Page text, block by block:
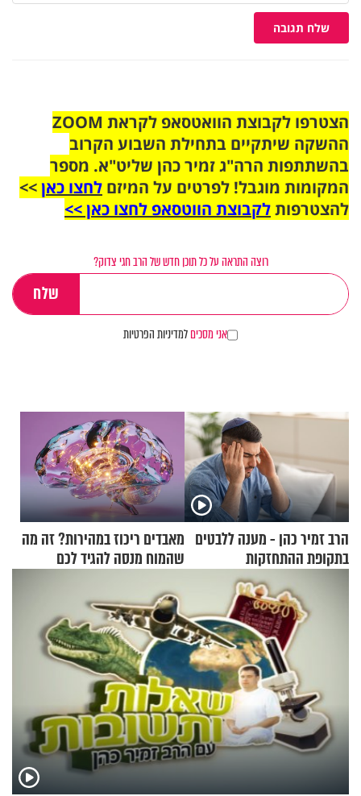
שלח תגובה
הצטרפו לקבוצת הוואטסאפ לקראת ZOOM
ההשקה שיתקיים בתחילת השבוע הקרוב
בהשתתפות הרה"ג זמיר כהן שליט"א. מספר
המקומות מוגבל! לפרטים על המיזם לחצו כאן>>
להצטרפותלקבוצת הווטסאפ לחצו כאן >>
רוצה התראה על כל תוכן חדש של הרב חגי צדוק?
אני מסכיםלמדיניות הפרטיות
הרב זמיר כהן - מענה ללבטים
בתקופת ההתחזקות
מאבדים ריכוז במהירות? זה מה
שהמוח מנסה להגיד לכם